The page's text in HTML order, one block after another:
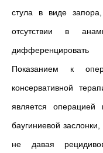
стула в виде
отсутствии в
Показанием к
консервативной
является операцией
баугиниевой
не давая